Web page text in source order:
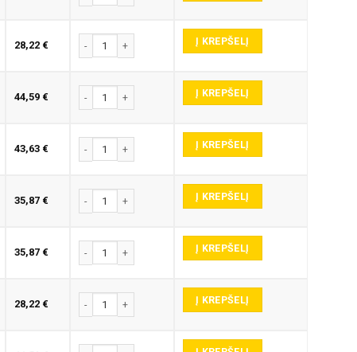
28,22 € produkto kiekis: E345-P GRAVIRAVIMO FREZA
Į KREPŠELĮ
44,59 € produkto kiekis: E345-P GRAVIRAVIMO FREZA
Į KREPŠELĮ
43,63 € produkto kiekis: E345-P GRAVIRAVIMO FREZA
Į KREPŠELĮ
35,87 € produkto kiekis: E345-P GRAVIRAVIMO FREZA
Į KREPŠELĮ
35,87 € produkto kiekis: E345-P GRAVIRAVIMO FREZA
Į KREPŠELĮ
28,22 € produkto kiekis: E345-P GRAVIRAVIMO FREZA
Į KREPŠELĮ